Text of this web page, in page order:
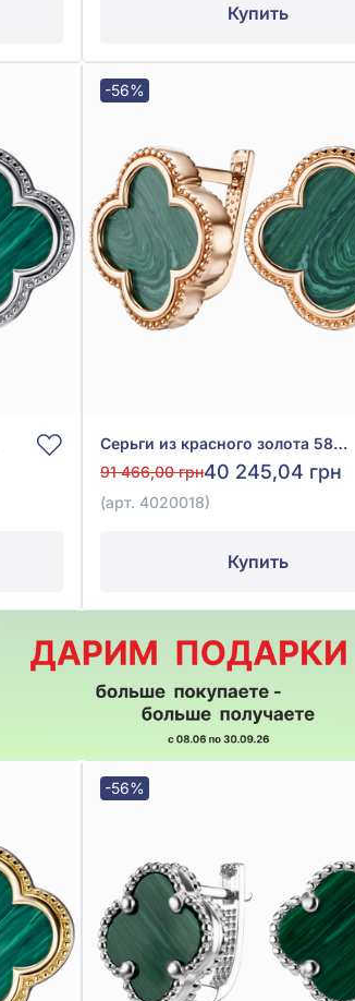
Купить
-56%
Серьги из красного золота 585° с зелёным малахитом, арт. 4020018
91 466,00 грн40 245,04 грн
(арт. 4020018)
Купить
-56%